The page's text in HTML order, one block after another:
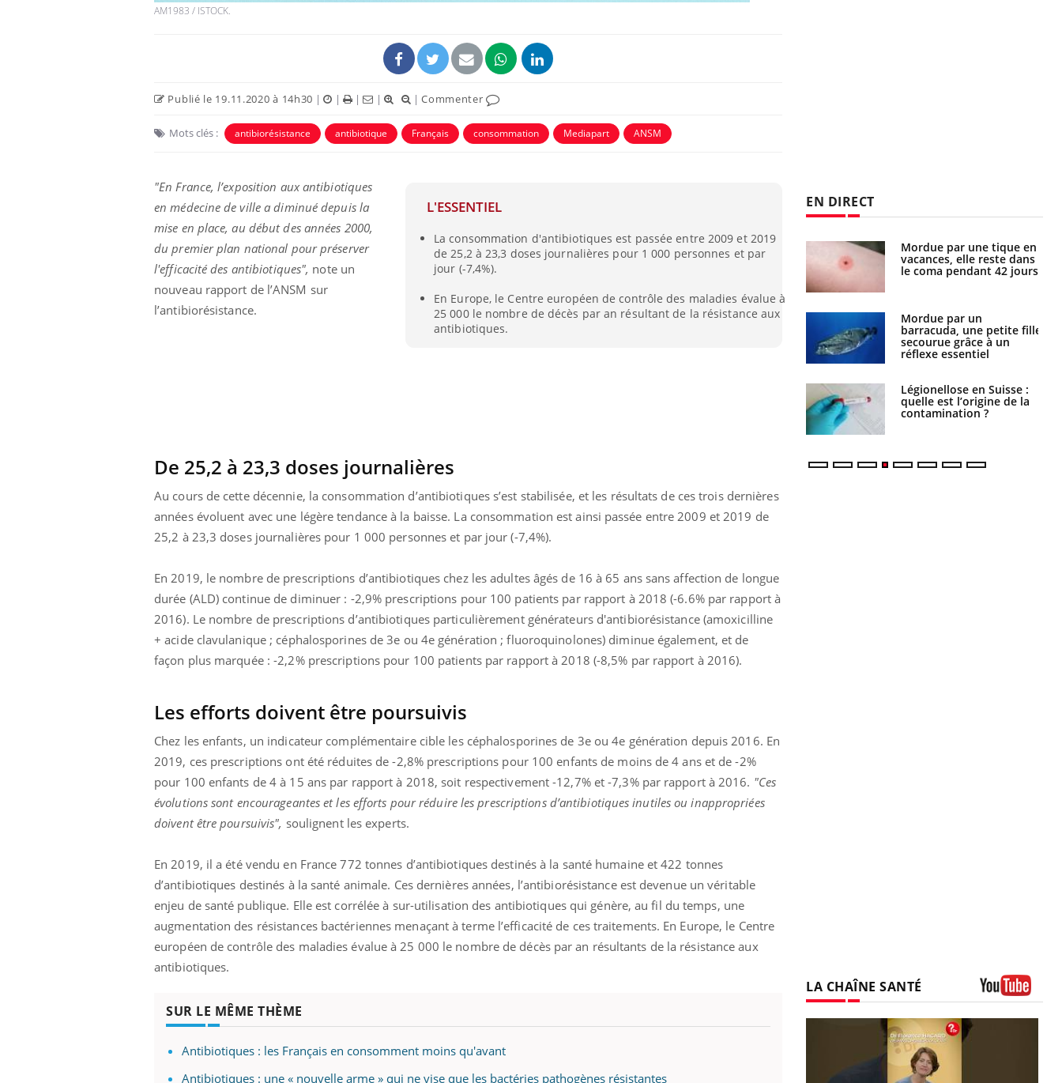
AM1983 / ISTOCK.
Publié le 19.11.2020 à 14h30 | | | | |Commenter
Mots clés : antibiorésistance antibiotique Français consommation Mediapart ANSM
L'ESSENTIEL
La consommation d'antibiotiques est passée entre 2009 et 2019
de 25,2 à 23,3 doses journalières pour 1 000 personnes et par
jour (-7,4%).
En Europe, le Centre européen de contrôle des maladies évalue à
25 000 le nombre de décès par an résultant de la résistance aux
antibiotiques.
"En France, l’exposition aux antibiotiques
en médecine de ville a diminué depuis la
mise en place, au début des années 2000,
du premier plan national pour préserver
l'efficacité des antibiotiques", note un
nouveau rapport de l’ANSM sur
l’antibiorésistance.
De 25,2 à 23,3 doses journalières
Au cours de cette décennie, la consommation d’antibiotiques s’est stabilisée, et les résultats de ces trois dernières
années évoluent avec une légère tendance à la baisse. La consommation est ainsi passée entre 2009 et 2019 de
25,2 à 23,3 doses journalières pour 1 000 personnes et par jour (-7,4%).
En 2019, le nombre de prescriptions d’antibiotiques chez les adultes âgés de 16 à 65 ans sans affection de longue
durée (ALD) continue de diminuer : -2,9% prescriptions pour 100 patients par rapport à 2018 (-6.6% par rapport à
2016). Le nombre de prescriptions d’antibiotiques particulièrement générateurs d'antibiorésistance (amoxicilline
+ acide clavulanique ; céphalosporines de 3e ou 4e génération ; fluoroquinolones) diminue également, et de
façon plus marquée : -2,2% prescriptions pour 100 patients par rapport à 2018 (-8,5% par rapport à 2016).
Les efforts doivent être poursuivis
Chez les enfants, un indicateur complémentaire cible les céphalosporines de 3e ou 4e génération depuis 2016. En
2019, ces prescriptions ont été réduites de -2,8% prescriptions pour 100 enfants de moins de 4 ans et de -2%
pour 100 enfants de 4 à 15 ans par rapport à 2018, soit respectivement -12,7% et -7,3% par rapport à 2016. "Ces
évolutions sont encourageantes et les efforts pour réduire les prescriptions d’antibiotiques inutiles ou inappropriées
doivent être poursuivis", soulignent les experts.
En 2019, il a été vendu en France 772 tonnes d’antibiotiques destinés à la santé humaine et 422 tonnes
d’antibiotiques destinés à la santé animale. Ces dernières années, l’antibiorésistance est devenue un véritable
enjeu de santé publique. Elle est corrélée à sur-utilisation des antibiotiques qui génère, au fil du temps, une
augmentation des résistances bactériennes menaçant à terme l’efficacité de ces traitements. En Europe, le Centre
européen de contrôle des maladies évalue à 25 000 le nombre de décès par an résultants de la résistance aux
antibiotiques.
SUR LE MÊME THÈME
Antibiotiques : les Français en consomment moins qu'avant
Antibiotiques : une « nouvelle arme » qui ne vise que les bactéries pathogènes résistantes
EN DIRECT
Cytomégalovirus : ce qui
change dans la prise en
charge des femmes
La sieste empêche-t-elle
Pourquoi votre ventre
gâche-t-il les premiers
jours de vos vacances ?
Fortes chaleurs :
pourquoi le risque de
Pourquoi manger moins
de protéines pourrait
Grossesse et chaleur : ce
Mordue par une tique en
vacances, elle reste dans
le coma pendant 42 jours
Mordue par un
barracuda, une petite fille
secourue grâce à un
réflexe essentiel
Légionellose en Suisse :
quelle est l’origine de la
contamination ?
LA CHAÎNE SANTÉ